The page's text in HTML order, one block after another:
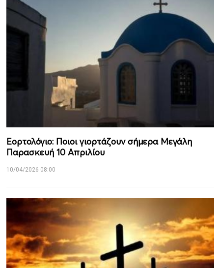
Εορτολόγιο: Ποιοι γιορτάζουν σήμερα Μεγάλη
Παρασκευή 10 Απριλίου
10/04/2026 08:00